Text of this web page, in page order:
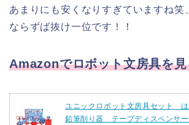
あまりにも安くなりすぎていますね笑
ならずば抜け一位です！！
Amazonでロボット文房具を見
ユニックロボット文房具セット
鉛筆削り器 テープディスペンサ